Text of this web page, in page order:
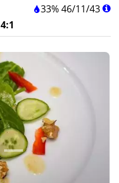
33%46/11/43
4:1